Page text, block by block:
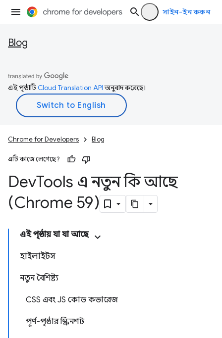
সাইন-ইন করুন
Blog
এই পৃষ্ঠাটিCloud Translation APIঅনুবাদ করেছে।
Chrome for Developers Blog
এটি কাজে লেগেছে?
DevTools এ নতুন কি আছে
(Chrome 59)
এই পৃষ্ঠায় যা যা আছে
হাইলাইটস
নতুন বৈশিষ্ট্য
CSS এবং JS কোড কভারেজ
পূর্ণ-পৃষ্ঠার স্ক্রিনশট